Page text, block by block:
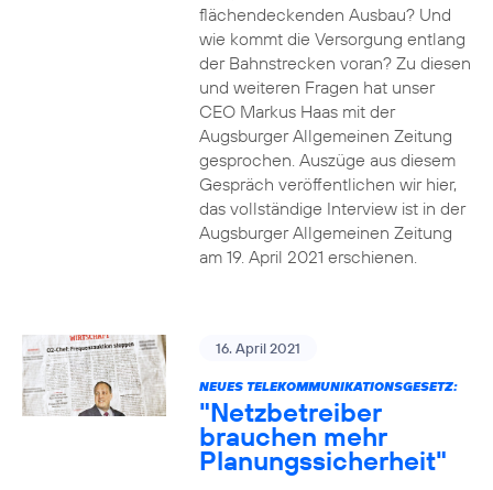
flächendeckenden Ausbau? Und
wie kommt die Versorgung entlang
der Bahnstrecken voran? Zu diesen
und weiteren Fragen hat unser
CEO Markus Haas mit der
Augsburger Allgemeinen Zeitung
gesprochen. Auszüge aus diesem
Gespräch veröffentlichen wir hier,
das vollständige Interview ist in der
Augsburger Allgemeinen Zeitung
am 19. April 2021 erschienen.
16. April 2021
NEUES TELEKOMMUNIKATIONSGESETZ:
"Netzbetreiber
brauchen mehr
Planungssicherheit"